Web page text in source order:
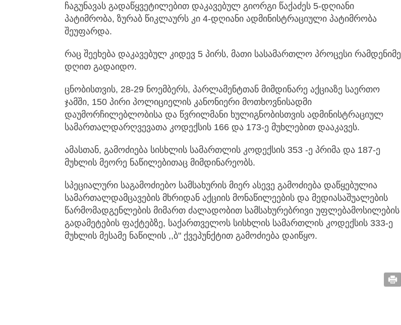
ჩაგუნავას გადაწყვეტილებით დაკავებულ გიორგი წაქაძეს 5-დღიანი
პატიმრობა, ზურაბ წიკლაურს კი 4-დღიანი ადმინისტრაციული პატიმრობა
შეუფარდა.
რაც შეეხება დაკავებულ კიდევ 5 პირს, მათი სასამართლო პროცესი რამდენიმე
დღით გადაიდო.
ცნობისთვის, 28-29 ნოემბერს, პარლამენტთან მიმდინარე აქციაზე საერთო
ჯამში, 150 პირი პოლიციელის კანონიერი მოთხოვნისადმი
დაუმორჩილებლობისა და წვრილმანი ხულიგნობისთვის ადმინისტრაციულ
სამართალდარღვევათა კოდექსის 166 და 173-ე მუხლებით დააკავეს.
ამასთან, გამოძიება სისხლის სამართლის კოდექსის 353 -ე პრიმა და 187-ე
მუხლის მეორე ნაწილებითაც მიმდინარეობს.
სპეციალური საგამოძიებო სამსახურის მიერ ასევე გამოძიება დაწყებულია
სამართალდამცავების მხრიდან აქციის მონაწილეების და მედიასაშუალების
წარმომადგენლების მიმართ ძალადობით სამსახურებრივი უფლებამოსილების
გადამეტების ფაქტებზე, საქართველოს სისხლის სამართლის კოდექსის 333-ე
მუხლის მესამე ნაწილის ,,ბ" ქვეპუნქტით გამოძიება დაიწყო.